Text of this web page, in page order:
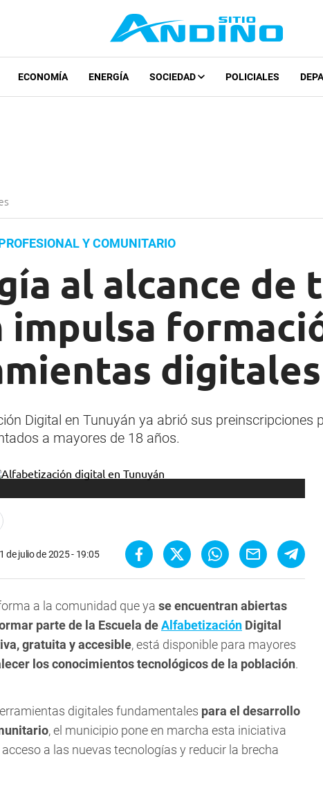
ECONOMÍA ENERGÍA SOCIEDAD POLICIALES
Y COMUNITARIO
al alcance de
impulsa
digitales
Digital en Tunuyán ya abrió sus preinscripciones
a mayores de 18 años.
1 de julio de 2025 - 19:05
a la comunidad que ya se encuentran abiertas
parte de la Escuela deAlfabetización Digital
gratuita y accesible, está disponible para mayores
los conocimientos tecnológicos de la población.
digitales fundamentales para el desarrollo
, el municipio pone en marcha esta iniciativa
a las nuevas tecnologías y reducir la brecha